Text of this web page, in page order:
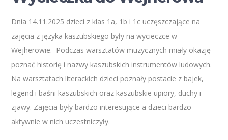
Dnia 14.11.2025 dzieci z klas 1a, 1b i 1c uczęszczające na
zajęcia z języka kaszubskiego były na wycieczce w
Wejherowie. Podczas warsztatów muzycznych miały okazję
poznać historię i nazwy kaszubskich instrumentów ludowych.
Na warsztatach literackich dzieci poznały postacie z bajek,
legend i baśni kaszubskich oraz kaszubskie upiory, duchy i
zjawy. Zajęcia były bardzo interesujące a dzieci bardzo
aktywnie w nich uczestniczyły.